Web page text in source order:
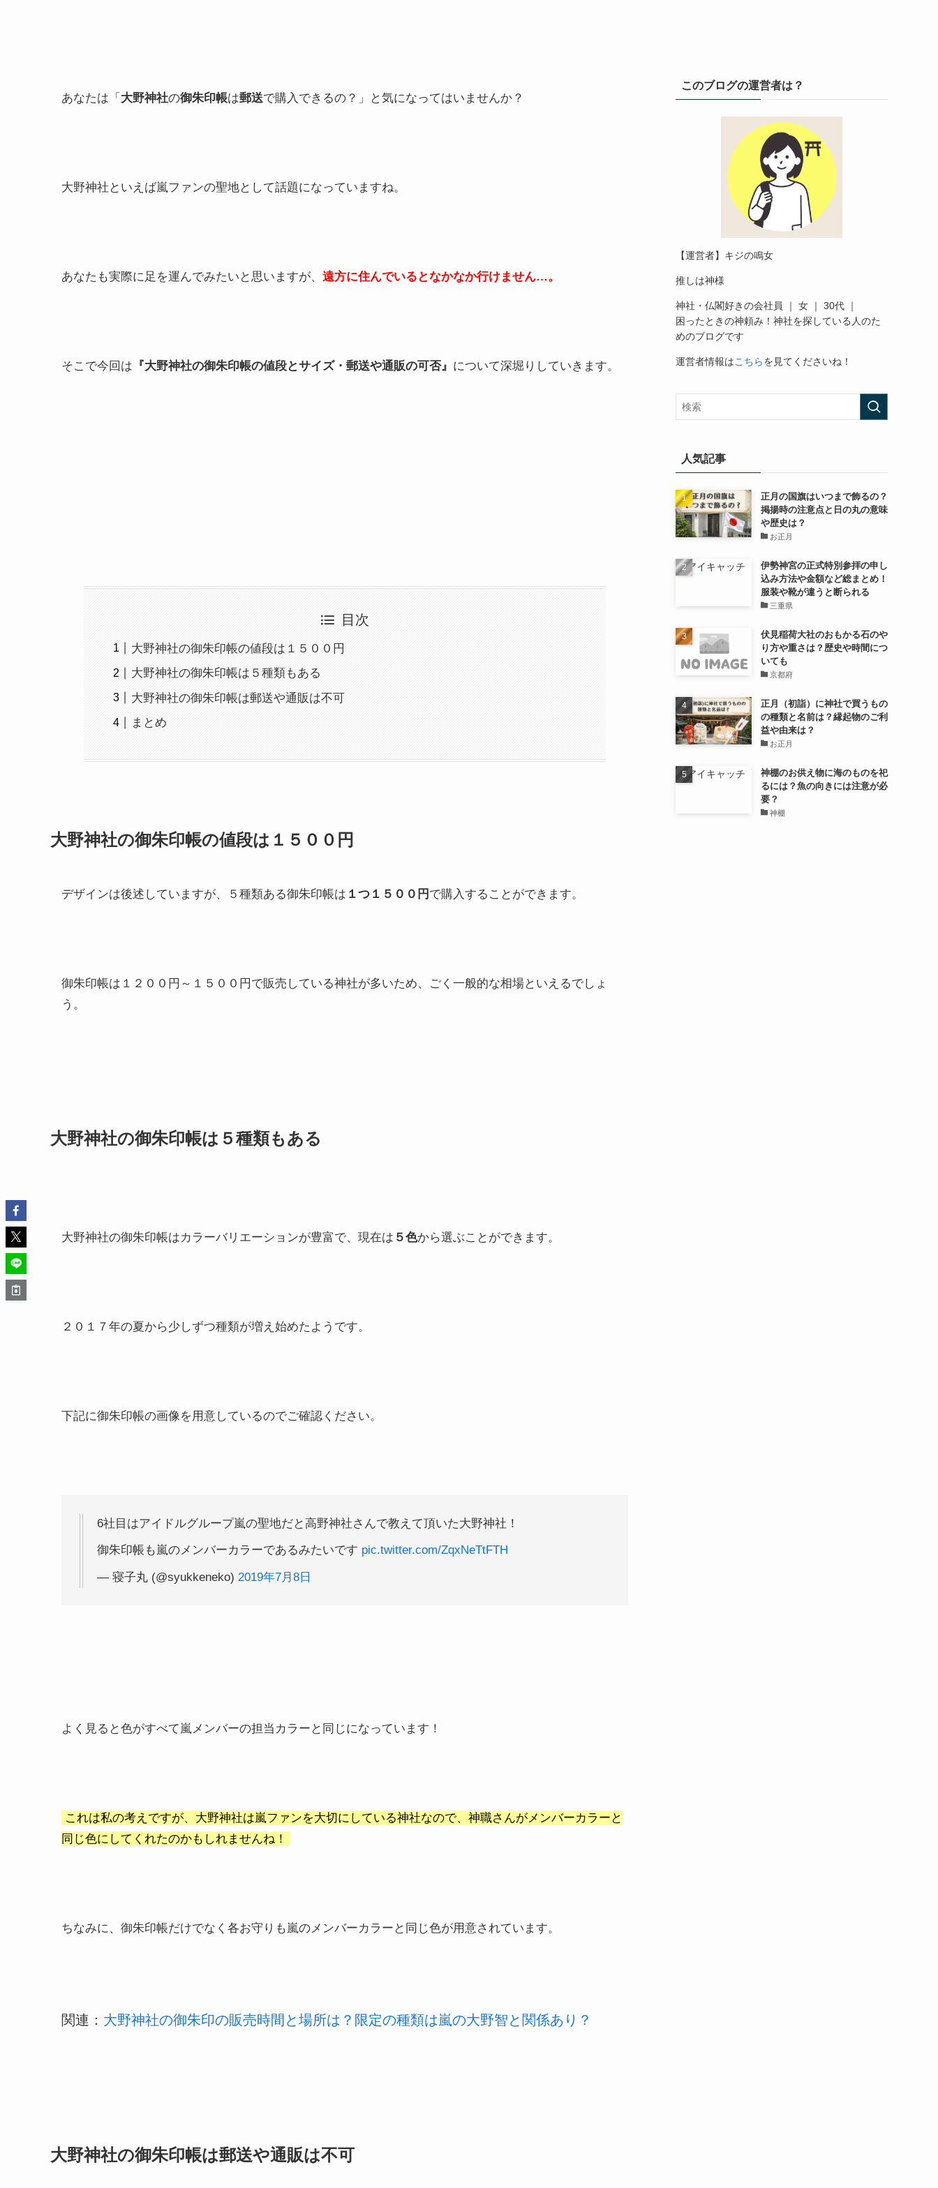
あなたは「 大野神社の御朱印帳は郵送で購入できるの？」と気になってはいませんか？
大野神社といえば嵐ファンの聖地として話題になっていますね。
あなたも実際に足を運んでみたいと思いますが、 遠方に住んでいるとなかなか行けません…。
そこで今回は 『大野神社の御朱印帳の値段とサイズ・郵送や通販の可否』 について深堀りしていきます。
目次
大野神社の御朱印帳の値段は１５００円
大野神社の御朱印帳は５種類もある
大野神社の御朱印帳は郵送や通販は不可
まとめ
大野神社の御朱印帳の値段は１５００円
デザインは後述していますが、５種類ある御朱印帳は １つ１５００円 で購入することができます。
御朱印帳は１２００円～１５００円で販売している神社が多いため、ごく一般的な相場といえるでしょ
う。
大野神社の御朱印帳は５種類もある
大野神社の御朱印帳はカラーバリエーションが豊富で、現在は ５色から選ぶことができます。
２０１７年の夏から少しずつ種類が増え始めたようです。
下記に御朱印帳の画像を用意しているのでご確認ください。
6社目はアイドルグループ嵐の聖地だと高野神社さんで教えて頂いた大野神社！
御朱印帳も嵐のメンバーカラーであるみたいです pic.twitter.com/ZqxNeTtFTH
— 寝子丸 (@syukkeneko) 2019年7月8日
よく見ると色がすべて嵐メンバーの担当カラーと同じになっています！
これは私の考えですが、大野神社は嵐ファンを大切にしている神社なので、神職さんがメンバーカラーと
同じ色にしてくれたのかもしれませんね！
ちなみに、御朱印帳だけでなく各お守りも嵐のメンバーカラーと同じ色が用意されています。
関連： 大野神社の御朱印の販売時間と場所は？限定の種類は嵐の大野智と関係あり？
大野神社の御朱印帳は郵送や通販は不可
このブログの運営者は？
【運営者】キジの鳴女
推しは神様
神社・仏閣好きの会社員 ｜ 女 ｜ 30代 ｜
困ったときの神頼み！神社を探している人のた
めのブログです
運営者情報はこちらを見てくださいね！
人気記事
正月の国旗はいつまで飾るの？
掲揚時の注意点と日の丸の意味
や歴史は？
お正月
伊勢神宮の正式特別参拝の申し
込み方法や金額など総まとめ！
服装や靴が違うと断られる
三重県
伏見稲荷大社のおもかる石のや
り方や重さは？歴史や時間につ
いても
京都府
正月（初詣）に神社で買うもの
の種類と名前は？縁起物のご利
益や由来は？
お正月
神棚のお供え物に海のものを祀
るには？魚の向きには注意が必
要？
神棚